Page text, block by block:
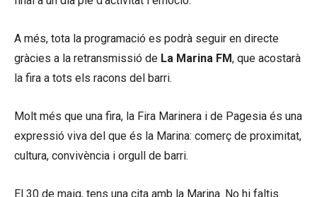
A més, tota la programació es podrà seguir en directe
gràcies a la retransmissió de La Marina FM, que acostarà
la fira a tots els racons del barri.
Molt més que una fira, la Fira Marinera i de Pagesia és una
expressió viva del que és la Marina: comerç de proximitat,
cultura, convivència i orgull de barri.
El 30 de maig, tens una cita amb la Marina. No hi faltis.